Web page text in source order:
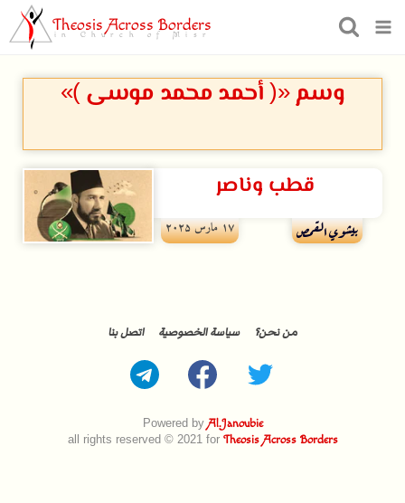
Theosis Across Borders
in Church of Misr
وسم «( أحمد محمد موسى )»
قطب وناصر
بيشوي القمص ۱۷ مارس ۲۰۲۵
Powered byAl.Janoubie
all rights reserved © 2021 for Theosis Across Borders
من نحن؟ سياسة الخصوصية اتصل بنا